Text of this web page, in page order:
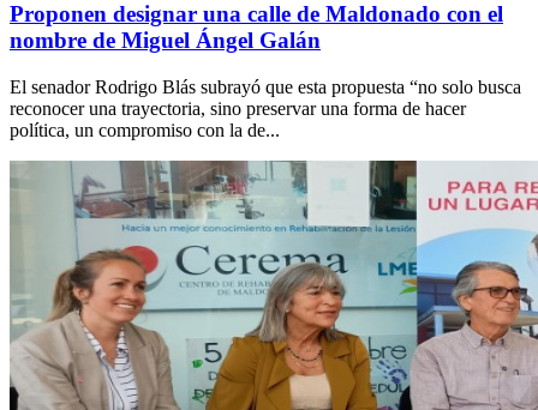
Proponen designar una calle de Maldonado con el
nombre de Miguel Ángel Galán
El senador Rodrigo Blás subrayó que esta propuesta “no solo busca
reconocer una trayectoria, sino preservar una forma de hacer
política, un compromiso con la de...